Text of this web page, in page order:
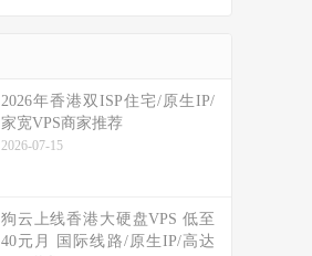
2026年香港双ISP住宅/原生IP/
家宽VPS商家推荐
2026-07-15
狗云上线香港大硬盘VPS 低至
40元月 国际线路/原生IP/高达